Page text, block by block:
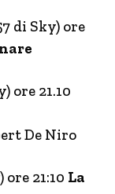
di Sky) ore
ore 21.10
De Niro
21:10 La